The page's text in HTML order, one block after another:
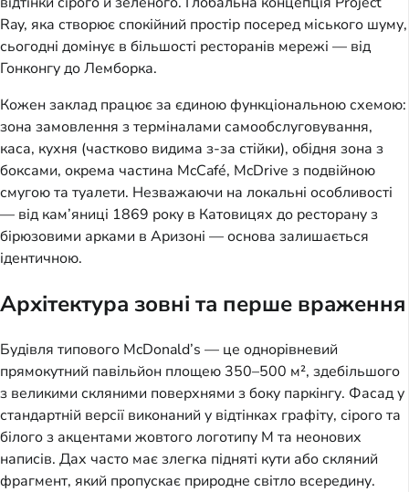
Ray, яка створює спокійний простір посеред міського шуму,
сьогодні домінує в більшості ресторанів мережі — від
Гонконгу до Лемборка.
Кожен заклад працює за єдиною функціональною схемою:
зона замовлення з терміналами самообслуговування,
каса, кухня (частково видима з-за стійки), обідня зона з
боксами, окрема частина McCafé, McDrive з подвійною
смугою та туалети. Незважаючи на локальні особливості
— від кам’яниці 1869 року в Катовицях до ресторану з
бірюзовими арками в Аризоні — основа залишається
ідентичною.
Архітектура зовні та перше враження
Будівля типового McDonald’s — це однорівневий
прямокутний павільйон площею 350–500 м², здебільшого
з великими скляними поверхнями з боку паркінгу. Фасад у
стандартній версії виконаний у відтінках графіту, сірого та
білого з акцентами жовтого логотипу M та неонових
написів. Дах часто має злегка підняті кути або скляний
фрагмент, який пропускає природне світло всередину.